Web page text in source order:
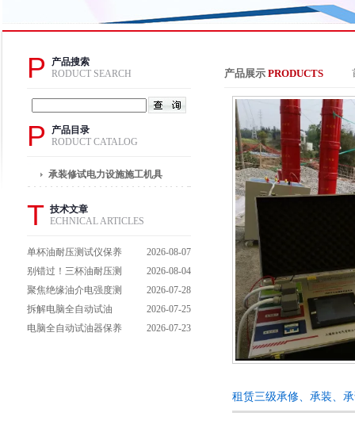
P
产品搜索
RODUCT SEARCH
P
产品目录
RODUCT CATALOG
承装修试电力设施施工机具
T 技术文章
ECHNICAL ARTICLES
单杯油耐压测试仪保养
避坑指南：细节做到
位，设备不闹脾气
2026-08-07
别错过！三杯油耐压测
试仪操作流程全解析，
一步到位不踩坑
2026-08-04
聚焦绝缘油介电强度测
试仪：那些决定检测效
能的关键特点
2026-07-28
拆解电脑全自动试油
器：核心组成部件，藏
2026-07-25
电脑全自动试油器保养
2026-07-23
产品展示 PRODUCTS
租赁三级承修、承装、